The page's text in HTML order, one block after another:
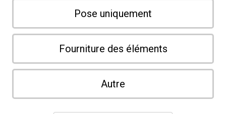
Pose uniquement
Fourniture des éléments
Autre